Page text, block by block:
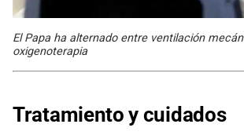
El Papa ha alternado entre ventilación
oxigenoterapia
Tratamiento y cuidados